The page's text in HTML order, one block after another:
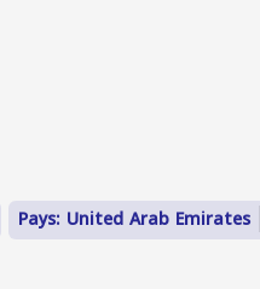
Pays: United Arab Emirates